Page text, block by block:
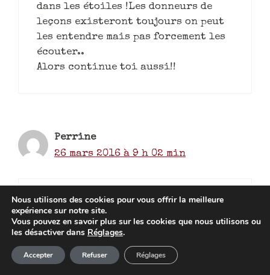
dans les étoiles !Les donneurs de
leçons existeront toujours on peut
les entendre mais pas forcement les
écouter..
Alors continue toi aussi!!
Perrine
26 mars 2016 à 9 h 02 min
C est fou ce qu’une personne
malveillante peu faire du mal …
Mais il est important de se rappeler
qu’il y a en tant d’autres de
bienveillantes ! L’histoire du vase :
Article ajouté au panier
0 Produit - 0,00
Nous utilisons des cookies pour vous offrir la meilleure
expérience sur notre site.
Vous pouvez en savoir plus sur les cookies que nous utilisons ou
les désactiver dans Réglages.
Accepter Refuser Réglages